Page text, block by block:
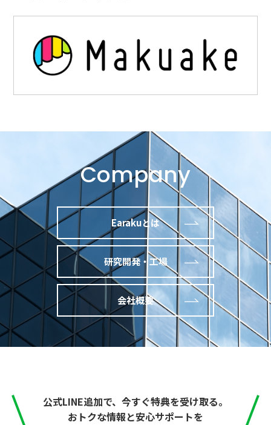
Company
Earakuとは
研究開発・工場
会社概要
公式LINE追加で、今すぐ特典を受け取る。
おトクな情報と安心サポートを